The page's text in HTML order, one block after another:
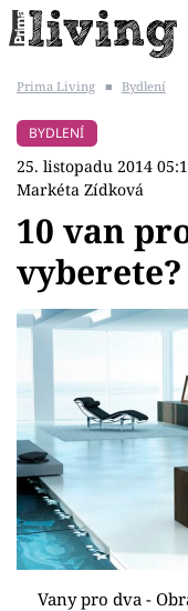
BYDLENÍ SLAVNÝCH
Témata
Bydlení
Zahrada
Design
Sledujte
Přihlášení
Prima Living ■ Bydlení
BYDLENÍ
25. listopadu 2014
Markéta Zídková
10 van
vyberete?
Vany pro dva -